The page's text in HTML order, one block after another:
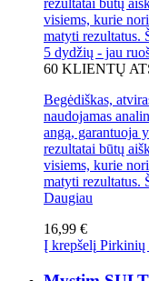
rezultatai būtų
visiems, kurie
matyti
5 dydžių - jau
60 KLIENTŲ
Begėdiškas,
naudojamas
angą, garantuoja
rezultatai būtų
visiems, kurie
matyti
Daugiau
16,99 €
Į krepšelį Pirkinių